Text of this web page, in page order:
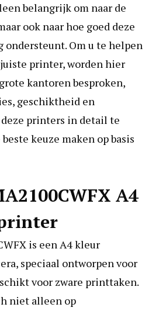
belangrijk om naar de
ook naar hoe goed deze
ondersteunt. Om u te helpen
printer, worden hier
kantoren besproken,
geschiktheid en
printers in detail te
keuze maken op basis
A4
is een A4 kleur
speciaal ontworpen voor
voor zware printtaken.
niet alleen op